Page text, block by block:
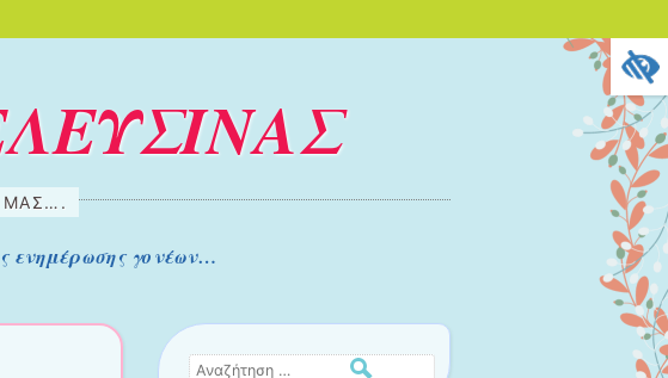
ΜΑΣ….
ενημέρωσης γονέων…
Αναζήτηση